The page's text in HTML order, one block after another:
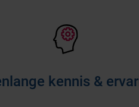
kennis &